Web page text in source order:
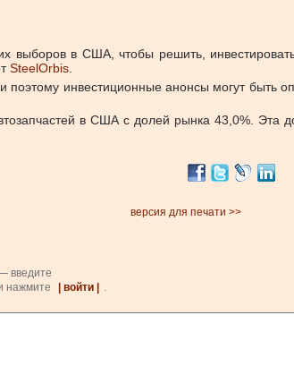
выборов в США, чтобы решить,
SteelOrbis
инвестиционные анонсы могут быть
в США с долей рынка 43,0%.
версия для печати >>
введите
нажмите | войти |
.